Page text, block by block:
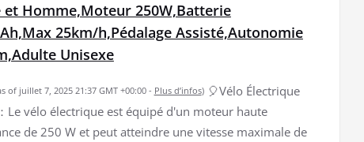
et Homme,Moteur 250W,Batterie
25km/h,Pédalage Assisté,Autonomie
Unisexe
of juillet 7, 2025 21:37 GMT +00:00 - Plus d’infos) 🎈Vélo Électrique
Le vélo électrique est équipé d'un moteur haute
de 250 W et peut atteindre une vitesse maximale de